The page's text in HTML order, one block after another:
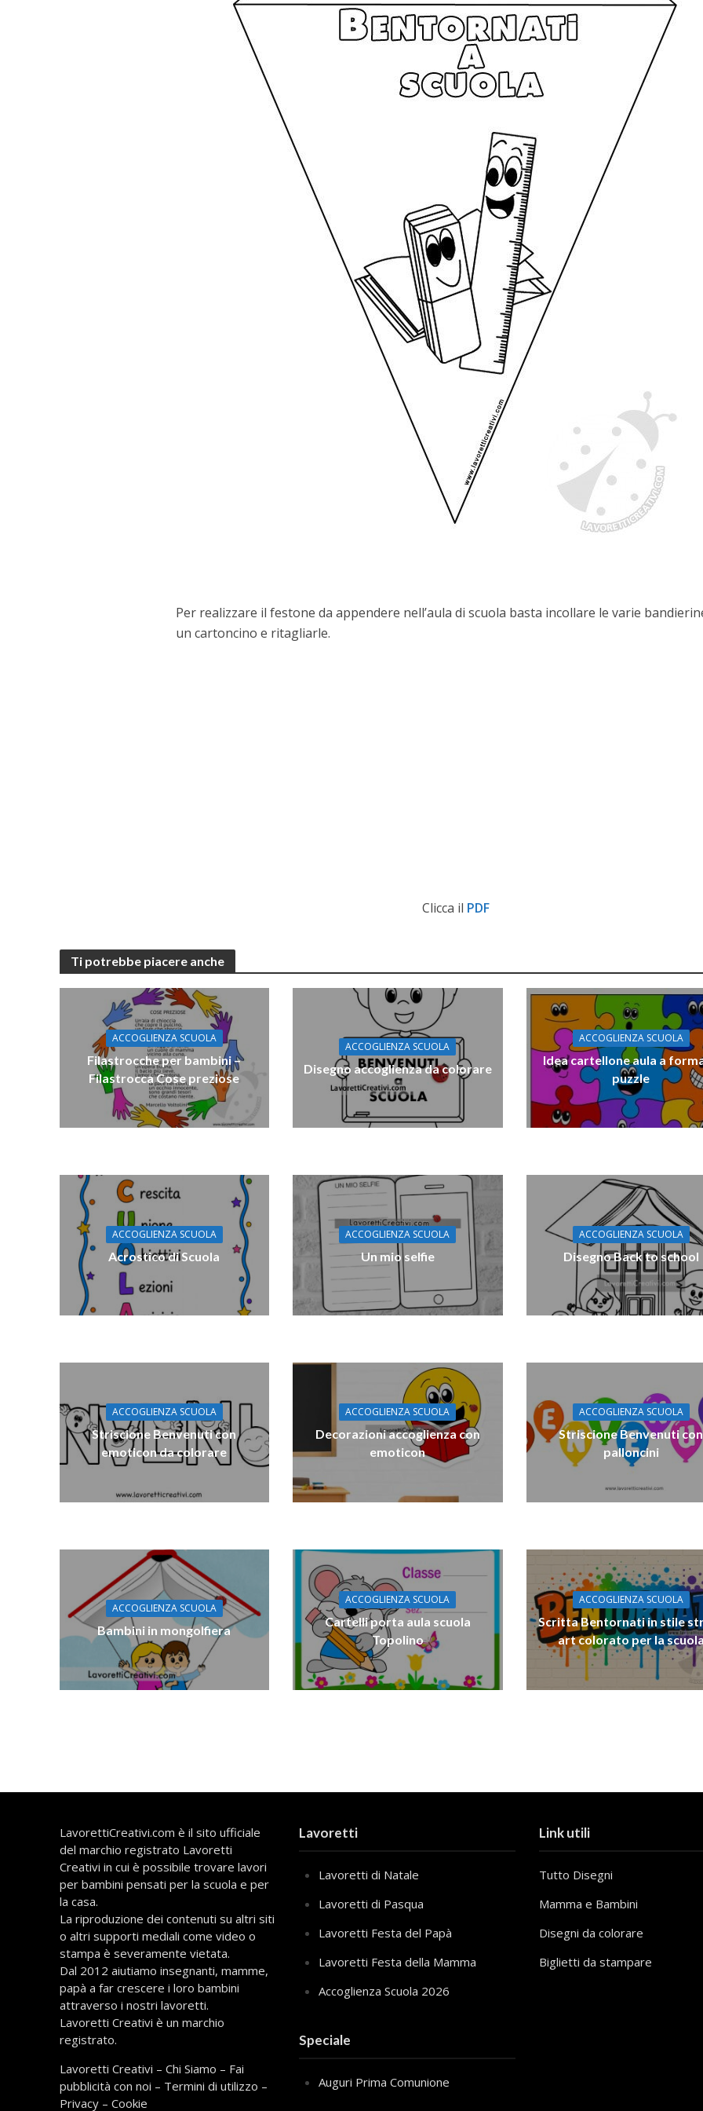
Per realizzare il festone da appendere nell’aula di scuola basta incollare le varie
un cartoncino e ritagliarle.
Clicca il PDF
Ti potrebbe piacere anche
ACCOGLIENZA SCUOLA
Filastrocche per bambini –
Filastrocca Cose preziose
ACCOGLIENZA SCUOLA
Disegno accoglienza da colorare
ACCOGLIENZA SCUOLA
Idea cartellone aula a
puzzle
ACCOGLIENZA SCUOLA
Acrostico di Scuola
ACCOGLIENZA SCUOLA
Un mio selfie
ACCOGLIENZA SCUOLA
Disegno Back to school
ACCOGLIENZA SCUOLA
Striscione Benvenuti con
emoticon da colorare
ACCOGLIENZA SCUOLA
Decorazioni accoglienza con
emoticon
ACCOGLIENZA SCUOLA
Striscione Benvenuti con
palloncini
ACCOGLIENZA SCUOLA
Bambini in mongolfiera
ACCOGLIENZA SCUOLA
Cartelli porta aula scuola
Topolino
ACCOGLIENZA SCUOLA
Scritta Bentornati in stile
art colorato per la
LavorettiCreativi.com è il sito ufficiale
del marchio registrato Lavoretti
Creativi in cui è possibile trovare lavori
per bambini pensati per la scuola e per
la casa.
La riproduzione dei contenuti su altri siti
o altri supporti mediali come video o
stampa è severamente vietata.
Dal 2012 aiutiamo insegnanti, mamme,
papà a far crescere i loro bambini
attraverso i nostri lavoretti.
Lavoretti Creativi è un marchio
registrato.
Lavoretti Creativi – Chi Siamo – Fai
pubblicità con noi – Termini di utilizzo –
Privacy– Cookie
Lavoretti
Lavoretti di Natale
Lavoretti di Pasqua
Lavoretti Festa del Papà
Lavoretti Festa della Mamma
Accoglienza Scuola 2026
Speciale
Auguri Prima Comunione
Link utili
Tutto Disegni
Mamma e Bambini
Disegni da colorare
Biglietti da stampare